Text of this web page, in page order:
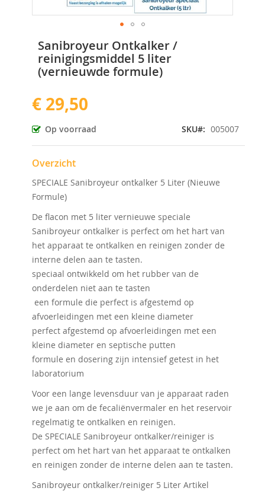
Sanibroyeur Ontkalker /
reinigingsmiddel 5 liter
(vernieuwde formule)
€ 29,50
Op voorraad SKU 005007
Overzicht
SPECIALE Sanibroyeur ontkalker 5 Liter (Nieuwe
Formule)
De flacon met 5 liter vernieuwe speciale
Sanibroyeur ontkalker is perfect om het hart van
het apparaat te ontkalken en reinigen zonder de
interne delen aan te tasten.
speciaal ontwikkeld om het rubber van de
onderdelen niet aan te tasten
een formule die perfect is afgestemd op
afvoerleidingen met een kleine diameter
perfect afgestemd op afvoerleidingen met een
kleine diameter en septische putten
formule en dosering zijn intensief getest in het
laboratorium
Voor een lange levensduur van je apparaat raden
we je aan om de fecaliënvermaler en het reservoir
regelmatig te ontkalken en reinigen.
De SPECIALE Sanibroyeur ontkalker/reiniger is
perfect om het hart van het apparaat te ontkalken
en reinigen zonder de interne delen aan te tasten.
Sanibroyeur ontkalker/reiniger 5 Liter Artikel
naar
het
begin
de
afbeeldingen-